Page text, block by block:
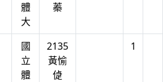
體
大
蓁
國
立
體
2135
黃愉
偼
1